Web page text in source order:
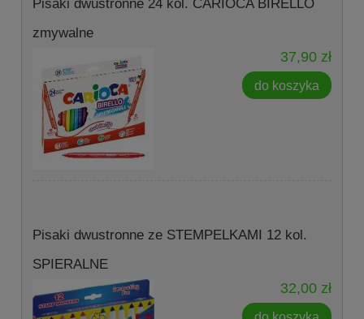
Pisaki dwustronne 24 kol. CARIOCA BIRELLO
zmywalne
37,90 zł
do koszyka
Pisaki dwustronne ze STEMPELKAMI 12 kol.
SPIERALNE
32,00 zł